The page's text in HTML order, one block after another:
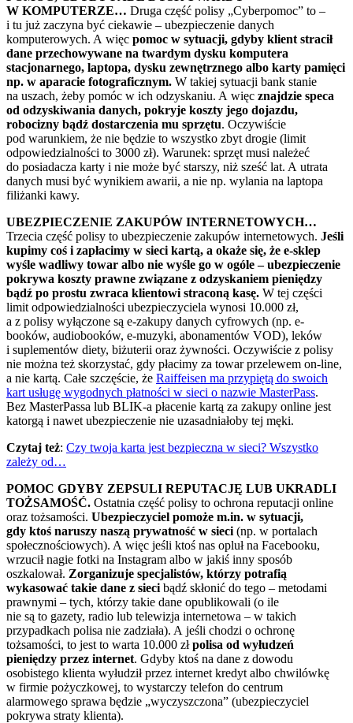
W KOMPUTERZE… Druga część polisy „Cyberpomoc” to –
i tu już zaczyna być ciekawie – ubezpieczenie danych
komputerowych. A więc pomoc w sytuacji, gdyby klient stracił
dane przechowywane na twardym dysku komputera
stacjonarnego, laptopa, dysku zewnętrznego albo karty pamięci
np. w aparacie fotograficznym. W takiej sytuacji bank stanie
na uszach, żeby pomóc w ich odzyskaniu. A więc znajdzie speca
od odzyskiwania danych, pokryje koszty jego dojazdu,
robocizny bądź dostarczenia mu sprzętu. Oczywiście
pod warunkiem, że nie będzie to wszystko zbyt drogie (limit
odpowiedzialności to 3000 zł). Warunek: sprzęt musi należeć
do posiadacza karty i nie może być starszy, niż sześć lat. A utrata
danych musi być wynikiem awarii, a nie np. wylania na laptopa
filiżanki kawy.
UBEZPIECZENIE ZAKUPÓW INTERNETOWYCH…
Trzecia część polisy to ubezpieczenie zakupów internetowych. Jeśli
kupimy coś i zapłacimy w sieci kartą, a okaże się, że e-sklep
wyśle wadliwy towar albo nie wyśle go w ogóle – ubezpieczenie
pokrywa koszty prawne związane z odzyskaniem pieniędzy
bądź po prostu zwraca klientowi straconą kasę. W tej części
limit odpowiedzialności ubezpieczyciela wynosi 10.000 zł,
a z polisy wyłączone są e-zakupy danych cyfrowych (np. e-
booków, audiobooków, e-muzyki, abonamentów VOD), leków
i suplementów diety, biżuterii oraz żywności. Oczywiście z polisy
nie można też skorzystać, gdy płacimy za towar przelewem on-line,
a nie kartą. Całe szczęście, że Raiffeisen ma przypiętą do swoich
kart usługę wygodnych płatności w sieci o nazwie MasterPass.
Bez MasterPassa lub BLIK-a płacenie kartą za zakupy online jest
katorgą i nawet ubezpieczenie nie uzasadniałoby tej męki.
Czytaj też: Czy twoja karta jest bezpieczna w sieci? Wszystko
zależy od…
POMOC GDYBY ZEPSULI REPUTACJĘ LUB UKRADLI
TOŻSAMOŚĆ. Ostatnia część polisy to ochrona reputacji online
oraz tożsamości. Ubezpieczyciel pomoże m.in. w sytuacji,
gdy ktoś naruszy naszą prywatność w sieci (np. w portalach
społecznościowych). A więc jeśli ktoś nas opluł na Facebooku,
wrzucił nagie fotki na Instagram albo w jakiś inny sposób
oszkalował. Zorganizuje specjalistów, którzy potrafią
wykasować takie dane z sieci bądź skłonić do tego – metodami
prawnymi – tych, którzy takie dane opublikowali (o ile
nie są to gazety, radio lub telewizja internetowa – w takich
przypadkach polisa nie zadziała). A jeśli chodzi o ochronę
tożsamości, to jest to warta 10.000 złpolisa od wyłudzeń
pieniędzy przez internet. Gdyby ktoś na dane z dowodu
osobistego klienta wyłudził przez internet kredyt albo chwilówkę
w firmie pożyczkowej, to wystarczy telefon do centrum
alarmowego sprawa będzie „wyczyszczona” (ubezpieczyciel
pokrywa straty klienta).